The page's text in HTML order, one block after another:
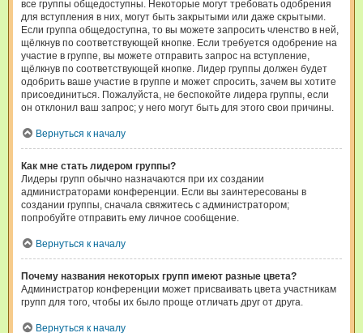
все группы общедоступны. Некоторые могут требовать одобрения
для вступления в них, могут быть закрытыми или даже скрытыми.
Если группа общедоступна, то вы можете запросить членство в ней,
щёлкнув по соответствующей кнопке. Если требуется одобрение на
участие в группе, вы можете отправить запрос на вступление,
щёлкнув по соответствующей кнопке. Лидер группы должен будет
одобрить ваше участие в группе и может спросить, зачем вы хотите
присоединиться. Пожалуйста, не беспокойте лидера группы, если
он отклонил ваш запрос; у него могут быть для этого свои причины.
Вернуться к началу
Как мне стать лидером группы?
Лидеры групп обычно назначаются при их создании
администраторами конференции. Если вы заинтересованы в
создании группы, сначала свяжитесь с администратором;
попробуйте отправить ему личное сообщение.
Вернуться к началу
Почему названия некоторых групп имеют разные цвета?
Администратор конференции может присваивать цвета участникам
групп для того, чтобы их было проще отличать друг от друга.
Вернуться к началу